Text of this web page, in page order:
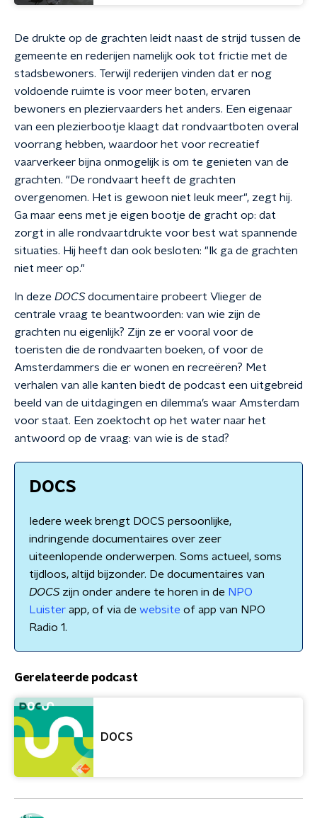
De drukte op de grachten leidt naast de strijd tussen de
gemeente en rederijen namelijk ook tot frictie met de
stadsbewoners. Terwijl rederijen vinden dat er nog
voldoende ruimte is voor meer boten, ervaren
bewoners en pleziervaarders het anders. Een eigenaar
van een plezierbootje klaagt dat rondvaartboten overal
voorrang hebben, waardoor het voor recreatief
vaarverkeer bijna onmogelijk is om te genieten van de
grachten. "De rondvaart heeft de grachten
overgenomen. Het is gewoon niet leuk meer", zegt hij.
Ga maar eens met je eigen bootje de gracht op: dat
zorgt in alle rondvaartdrukte voor best wat spannende
situaties. Hij heeft dan ook besloten: "Ik ga de grachten
niet meer op."
In deze DOCSdocumentaire probeert Vlieger de
centrale vraag te beantwoorden: van wie zijn de
grachten nu eigenlijk? Zijn ze er vooral voor de
toeristen die de rondvaarten boeken, of voor de
Amsterdammers die er wonen en recreëren? Met
verhalen van alle kanten biedt de podcast een uitgebreid
beeld van de uitdagingen en dilemma’s waar Amsterdam
voor staat. Een zoektocht op het water naar het
antwoord op de vraag: van wie is de stad?
DOCS
Iedere week brengt DOCS persoonlijke,
indringende documentaires over zeer
uiteenlopende onderwerpen. Soms actueel, soms
tijdloos, altijd bijzonder. De documentaires van
DOCSzijn onder andere te horen in de NPO
Luister app, of via de website of app van NPO
Radio 1.
Gerelateerde podcast
DOCS